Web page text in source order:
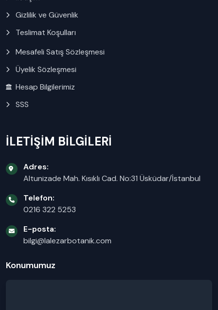
Gizlilik ve Güvenlik
Teslimat Koşulları
Mesafeli Satış Sözleşmesi
Üyelik Sözleşmesi
Hesap Bilgilerimiz
SSS
İLETİŞİM BİLGİLERİ
Adres:
Altunizade Mah. Kısıklı Cad. No:31 Üsküdar/İstanbul
Telefon:
0216 322 5253
E-posta:
bilgi@lalezarbotanik.com
Konumumuz